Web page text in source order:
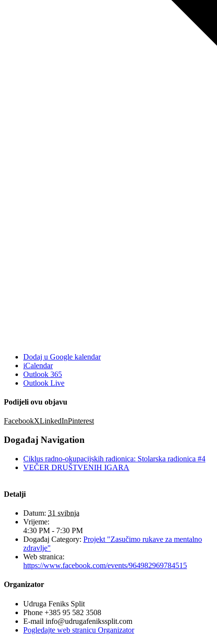
Dodaj u Google kalendar
iCalendar
Outlook 365
Outlook Live
Podijeli ovu objavu
FacebookXLinkedInPinterest
Događaj Navigation
Ciklus radno-okupacijskih radionica: Stolarska radionica #4
VEČER DRUŠTVENIH IGARA
Detalji
Datum: 31 svibnja
Vrijeme:
4:30 PM - 7:30 PM
Događaj Category: Projekt "Zasučimo rukave za mentalno
zdravlje"
Web stranica:
https://www.facebook.com/events/964982969784515
Organizator
Udruga Feniks Split
Phone +385 95 582 3508
E-mail info@udrugafenikssplit.com
Pogledajte web stranicu Organizator